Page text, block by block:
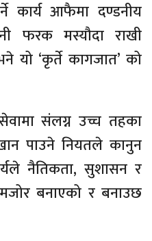
कार्य आफैमा दण्डनीय
फरक मस्यौदा राखी
यो ‘कृर्ते कागजात’ को
संलग्न उच्च तहका
पाउने नियतले कानुन
नैतिकता, सुशासन र
बनाएको र बनाउछ